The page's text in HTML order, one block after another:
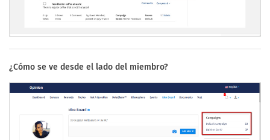
¿Cómo se ve desde el lado del miembro?